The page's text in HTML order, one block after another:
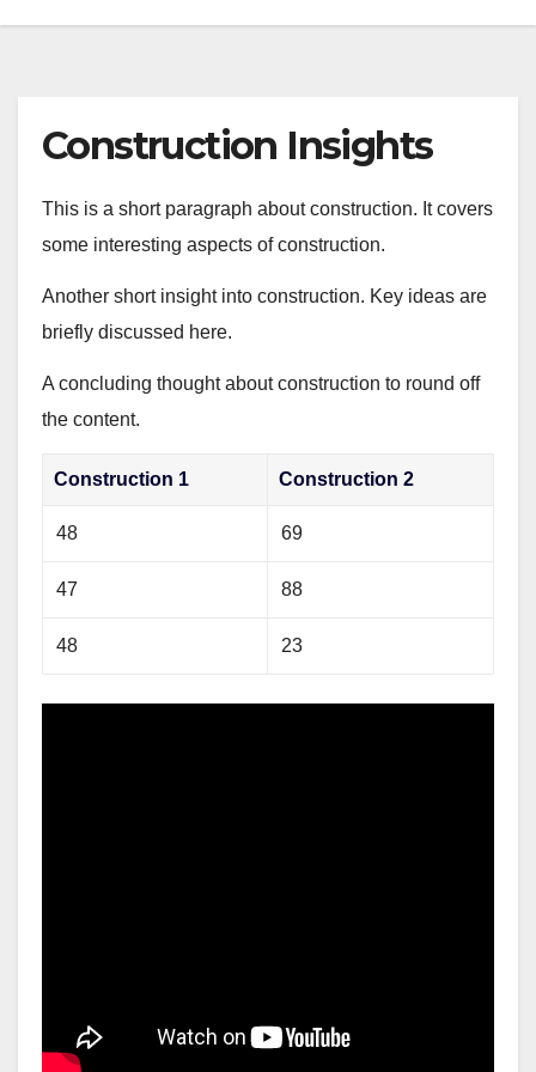
Construction Insights
This is a short paragraph about construction. It covers
some interesting aspects of construction.
Another short insight into construction. Key ideas are
briefly discussed here.
A concluding thought about construction to round off
the content.
Construction 1 Construction 2
48 69
47 88
48 23